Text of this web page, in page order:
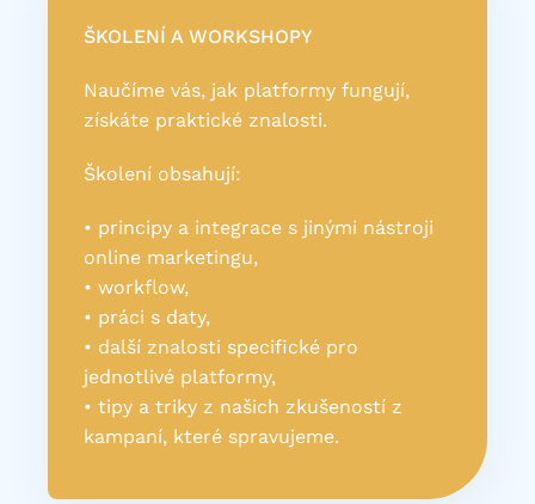
ŠKOLENÍ A WORKSHOPY
Naučíme vás, jak platformy fungují,
získáte praktické znalosti.
Školení obsahují:
• principy a integrace s jinými nástroji
online marketingu,
• workflow,
• práci s daty,
• další znalosti specifické pro
jednotlivé platformy,
• tipy a triky z našich zkušeností z
kampaní, které spravujeme.